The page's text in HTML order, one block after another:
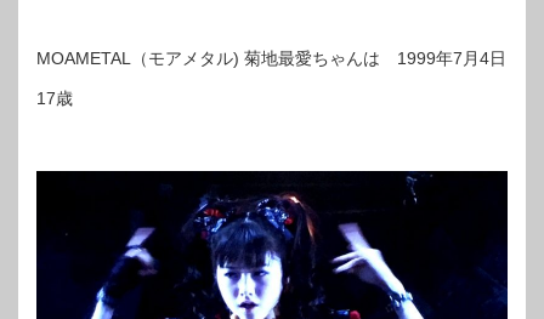
MOAMETAL（モアメタル) 菊地最愛ちゃんは 1999年7月4日
17歳